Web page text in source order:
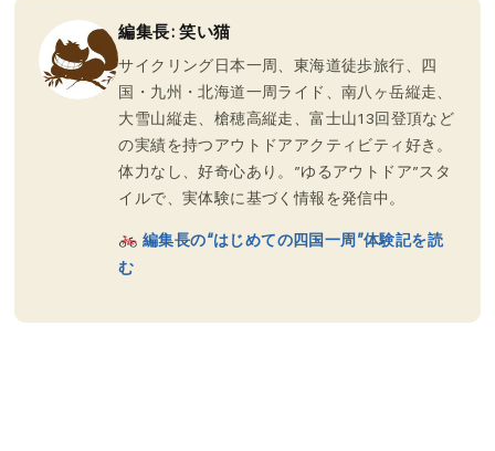
編集長: 笑い猫
サイクリング日本一周、東海道徒歩旅行、四
国・九州・北海道一周ライド、南八ヶ岳縦走、
大雪山縦走、槍穂高縦走、富士山13回登頂など
の実績を持つアウトドアアクティビティ好き。
体力なし、好奇心あり。”ゆるアウトドア”スタ
イルで、実体験に基づく情報を発信中。
編集長の“はじめての四国一周”体験記を読
む